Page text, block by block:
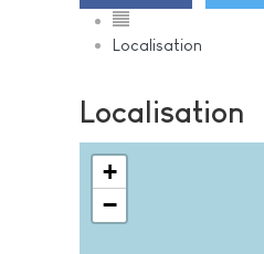
Localisation
Localisation
+
−